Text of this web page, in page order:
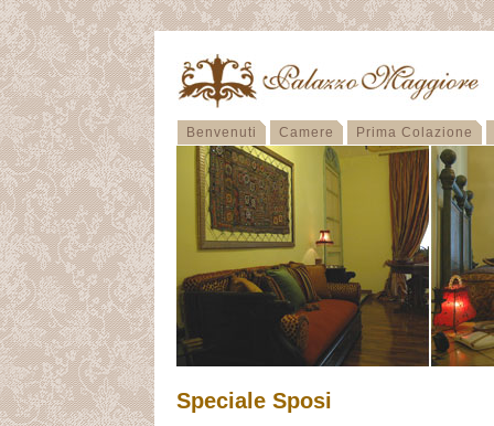
Benvenuti Camere Prima Colazione
Speciale Sposi